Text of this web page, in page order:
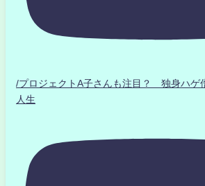
/プロジェクトA子さんも注目？ 独身ハゲ
人生